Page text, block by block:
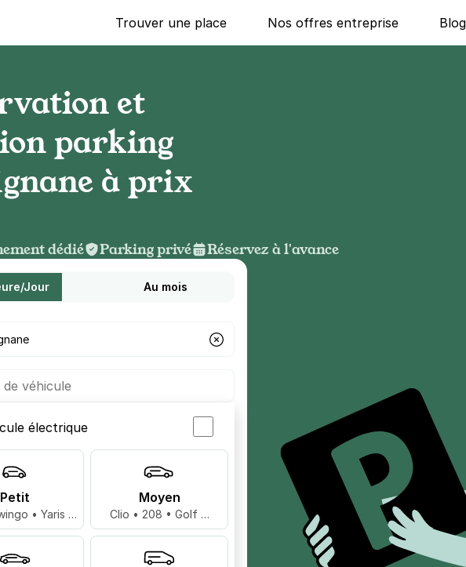
Trouver une place Nos offres entreprise Blog
et
parking
à prix
dédié Parking privé Réservez à l'avance
Jour Au mois
vous un parking ?
de véhicule
électrique
Petit
• Yaris …
Moyen
Clio • 208 • Golf …